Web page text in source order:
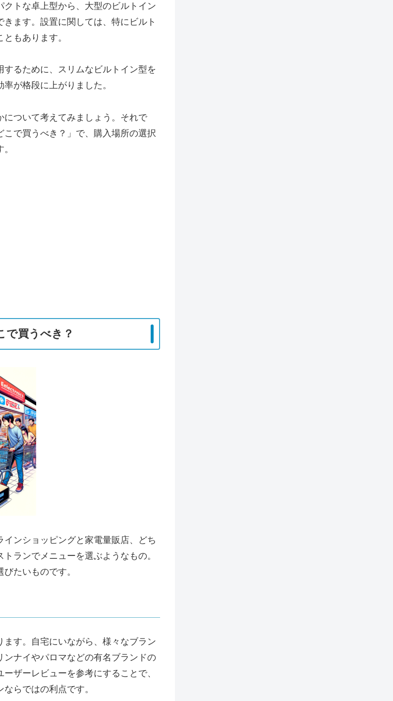
トな卓上型から、大型のビルトイン
ます。設置に関しては、特にビルト
もあります。
るために、スリムなビルトイン型を
が格段に上がりました。
ついて考えてみましょう。それで
で買うべき？」で、購入場所の選択
で買うべき？
ンショッピングと家電量販店、どち
ランでメニューを選ぶようなもの。
たいものです。
す。自宅にいながら、様々なブラン
ンナイやパロマなどの有名ブランドの
ザーレビューを参考にすることで、
らではの利点です。